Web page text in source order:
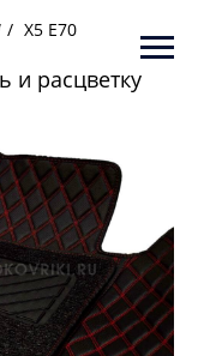
/ X5 E70
и расцветку